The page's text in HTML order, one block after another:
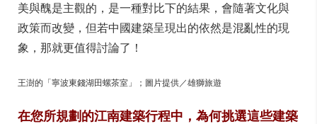
美與醜是主觀的，是一種對比下的結果，會隨著文化與
政策而改變，但若中國建築呈現出的依然是混亂性的現
象，那就更值得討論了！
王澍的「寧波東錢湖田螺茶室」；圖片提供／雄獅旅遊
在您所規劃的江南建築行程中，為何挑選這些建築